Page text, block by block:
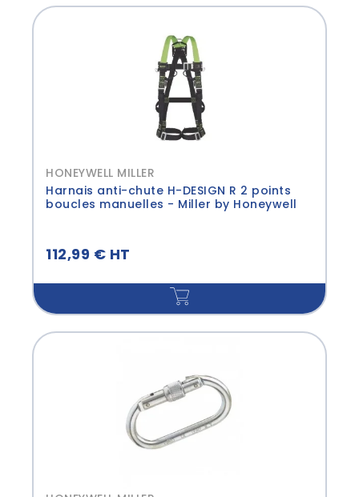
HONEYWELL MILLER
Harnais anti-chute H-DESIGN R 2 points
boucles manuelles - Miller by Honeywell
112,99 € HT